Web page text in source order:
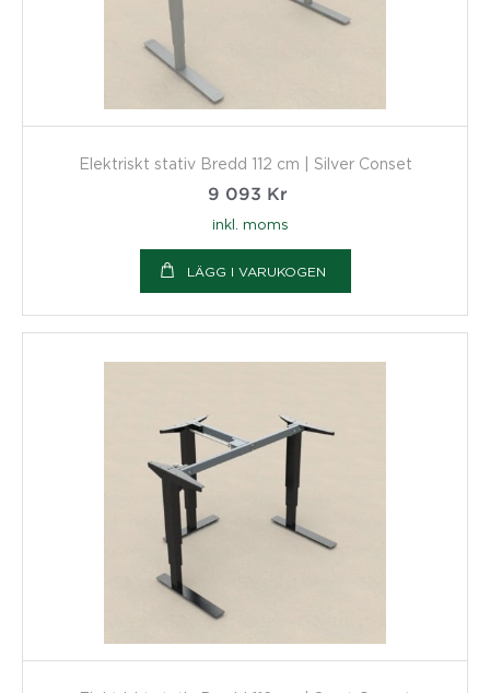
Elektriskt stativ Bredd 112 cm | Silver Conset
9 093 Kr
inkl. moms
LÄGG I VARUKOGEN